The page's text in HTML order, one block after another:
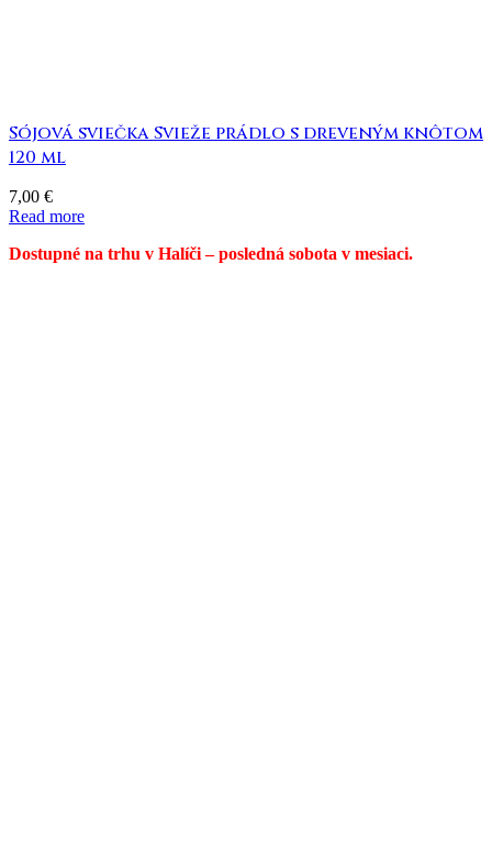
Sójová sviečka Svieže prádlo s dreveným knôtom
120 ml
7,00 €
Read more
Dostupné na trhu v Halíči – posledná sobota v mesiaci.